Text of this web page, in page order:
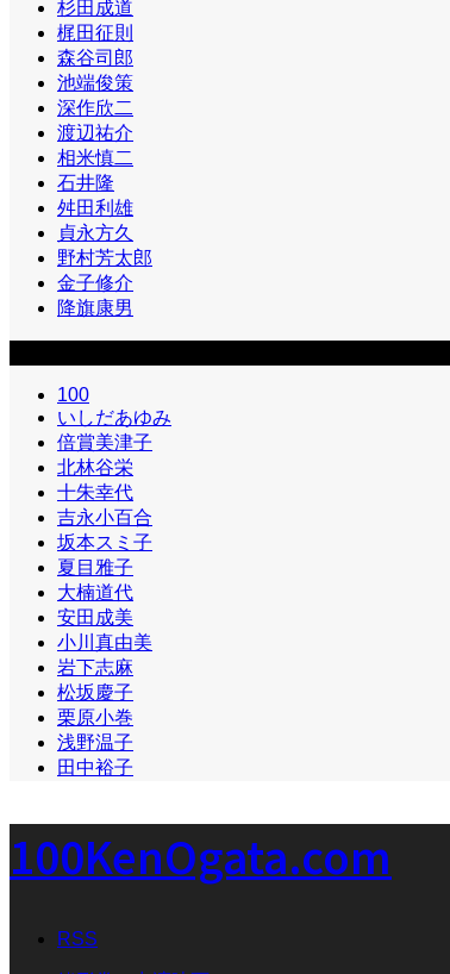
杉田成道
梶田征則
森谷司郎
池端俊策
深作欣二
渡辺祐介
相米慎二
石井隆
舛田利雄
貞永方久
野村芳太郎
金子修介
降旗康男
100
いしだあゆみ
倍賞美津子
北林谷栄
十朱幸代
吉永小百合
坂本スミ子
夏目雅子
大楠道代
安田成美
小川真由美
岩下志麻
松坂慶子
栗原小巻
浅野温子
田中裕子
100KenOgata.com
RSS